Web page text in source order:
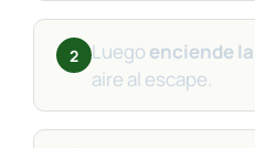
2 Luego enciende
aire al escape.